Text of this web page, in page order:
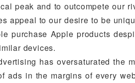
peak and to outcompete our
appeal to our desire to be
purchase Apple products
devices.
has oversaturated the
ads in the margins of every